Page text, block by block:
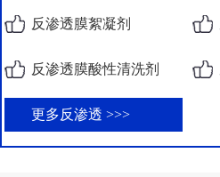
反渗透膜絮凝剂
反渗透膜酸性清洗剂
更多反渗透 >>>